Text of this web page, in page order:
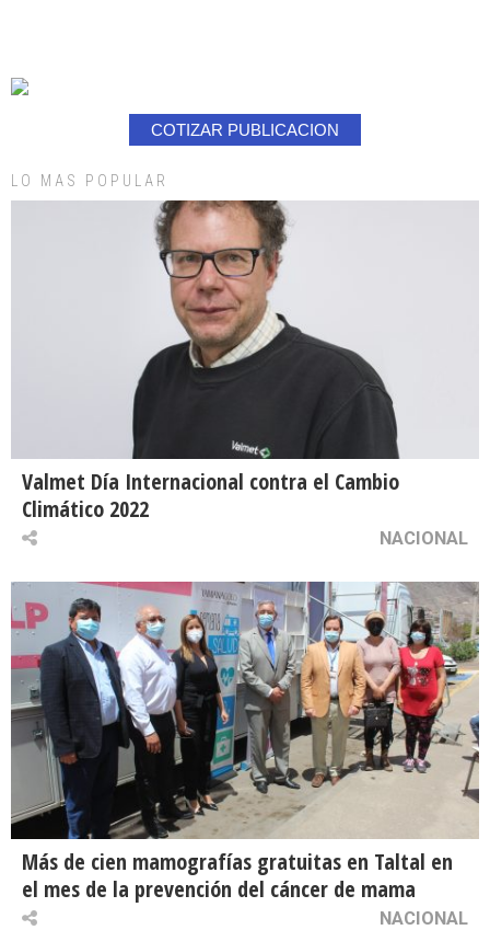
COTIZAR PUBLICACION
LO MAS POPULAR
Valmet Día Internacional contra el Cambio
Climático 2022
NACIONAL
Más de cien mamografías gratuitas en Taltal en
el mes de la prevención del cáncer de mama
NACIONAL